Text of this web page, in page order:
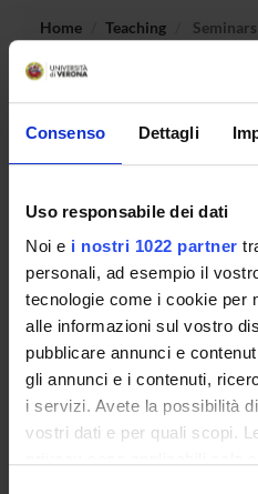
Consenso Dettagli
Uso responsabile dei dati
Noi e i nostri 1022 partner
personali, ad esempio il
tecnologie come i cookie per
alle informazioni sul vostro
pubblicare annunci e
gli annunci e i contenuti,
i servizi. Avete la possibilità
vostri dati e per quali scopi.
Home Teaching Seminars
No recent seminar found
STUDYING
COURSES
PHD PROGRAMMES AND
TRAINING
People
Places